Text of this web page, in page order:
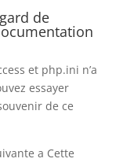
de
et php.ini n’a
essayer
de ce
a Cette